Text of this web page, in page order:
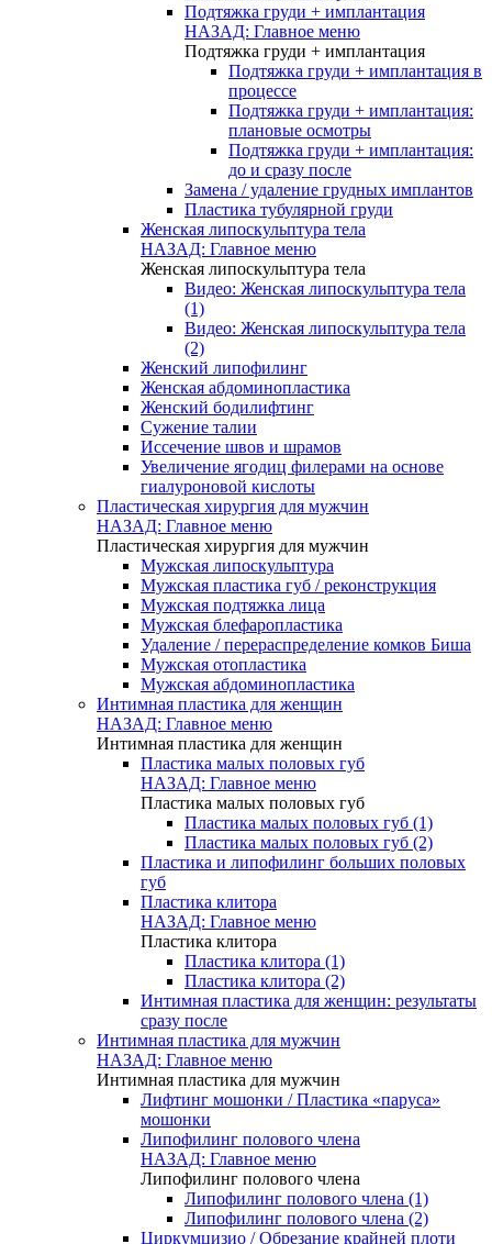
Подтяжка груди + имплантация
НАЗАД: Главное меню
Подтяжка груди + имплантация
Подтяжка груди + имплантация в
процессе
Подтяжка груди + имплантация:
плановые осмотры
Подтяжка груди + имплантация:
до и сразу после
Замена / удаление грудных имплантов
Пластика тубулярной груди
Женская липоскульптура тела
НАЗАД: Главное меню
Женская липоскульптура тела
Видео: Женская липоскульптура тела
(1)
Видео: Женская липоскульптура тела
(2)
Женский липофилинг
Женская абдоминопластика
Женский бодилифтинг
Сужение талии
Иссечение швов и шрамов
Увеличение ягодиц филерами на основе
гиалуроновой кислоты
Пластическая хирургия для мужчин
НАЗАД: Главное меню
Пластическая хирургия для мужчин
Мужская липоскульптура
Мужская пластика губ / реконструкция
Мужская подтяжка лица
Мужская блефаропластика
Удаление / перераспределение комков Биша
Мужская отопластика
Мужская абдоминопластика
Интимная пластика для женщин
НАЗАД: Главное меню
Интимная пластика для женщин
Пластика малых половых губ
НАЗАД: Главное меню
Пластика малых половых губ
Пластика малых половых губ (1)
Пластика малых половых губ (2)
Пластика и липофилинг больших половых
губ
Пластика клитора
НАЗАД: Главное меню
Пластика клитора
Пластика клитора (1)
Пластика клитора (2)
Интимная пластика для женщин: результаты
сразу после
Интимная пластика для мужчин
НАЗАД: Главное меню
Интимная пластика для мужчин
Лифтинг мошонки / Пластика «паруса»
мошонки
Липофилинг полового члена
НАЗАД: Главное меню
Липофилинг полового члена
Липофилинг полового члена (1)
Липофилинг полового члена (2)
Циркумцизио / Обрезание крайней плоти